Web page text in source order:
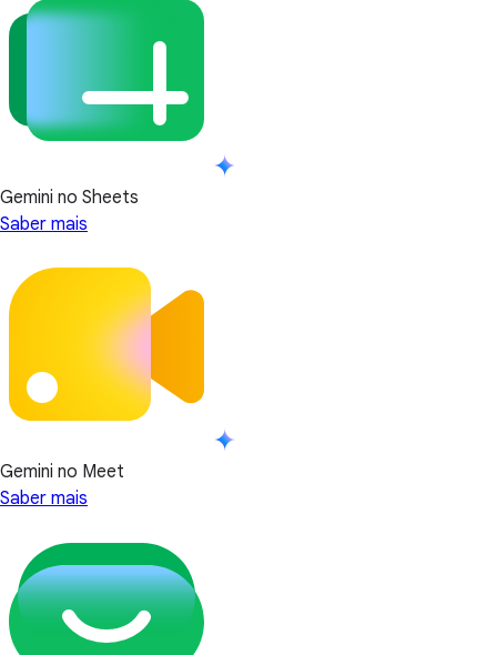
Gemini no Sheets
Saber mais
Gemini no Meet
Saber mais